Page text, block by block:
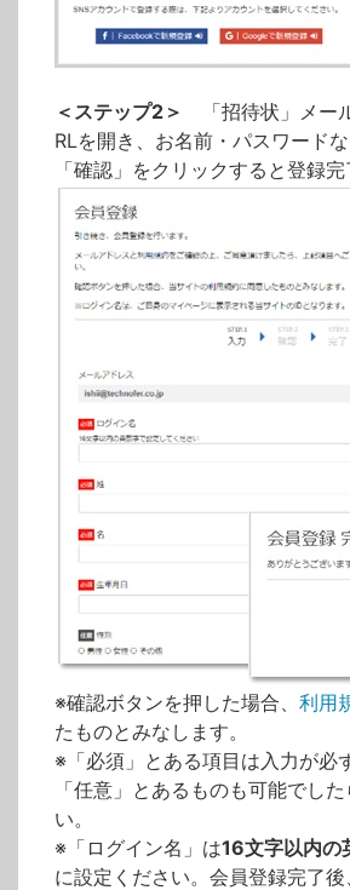
＜ステップ2＞
「招待状」メー
RLを開き、お名前・パスワードな
「確認」をクリックすると登録完
※確認ボタンを押した場合、 利用
たものとみなします。
※「必須」とある項目は入力が必
「任意」とあるものも可能でし
い。
※「ログイン名」は16文字以内の
に設定ください。会員登録完了